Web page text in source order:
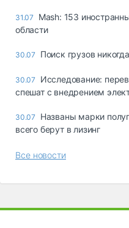
31.07
Mash: 153
области
30.07 Поиск грузов
30.07
Исследование:
спешат с внедрением
30.07
Названы марки
всего берут в лизинг
Все новости